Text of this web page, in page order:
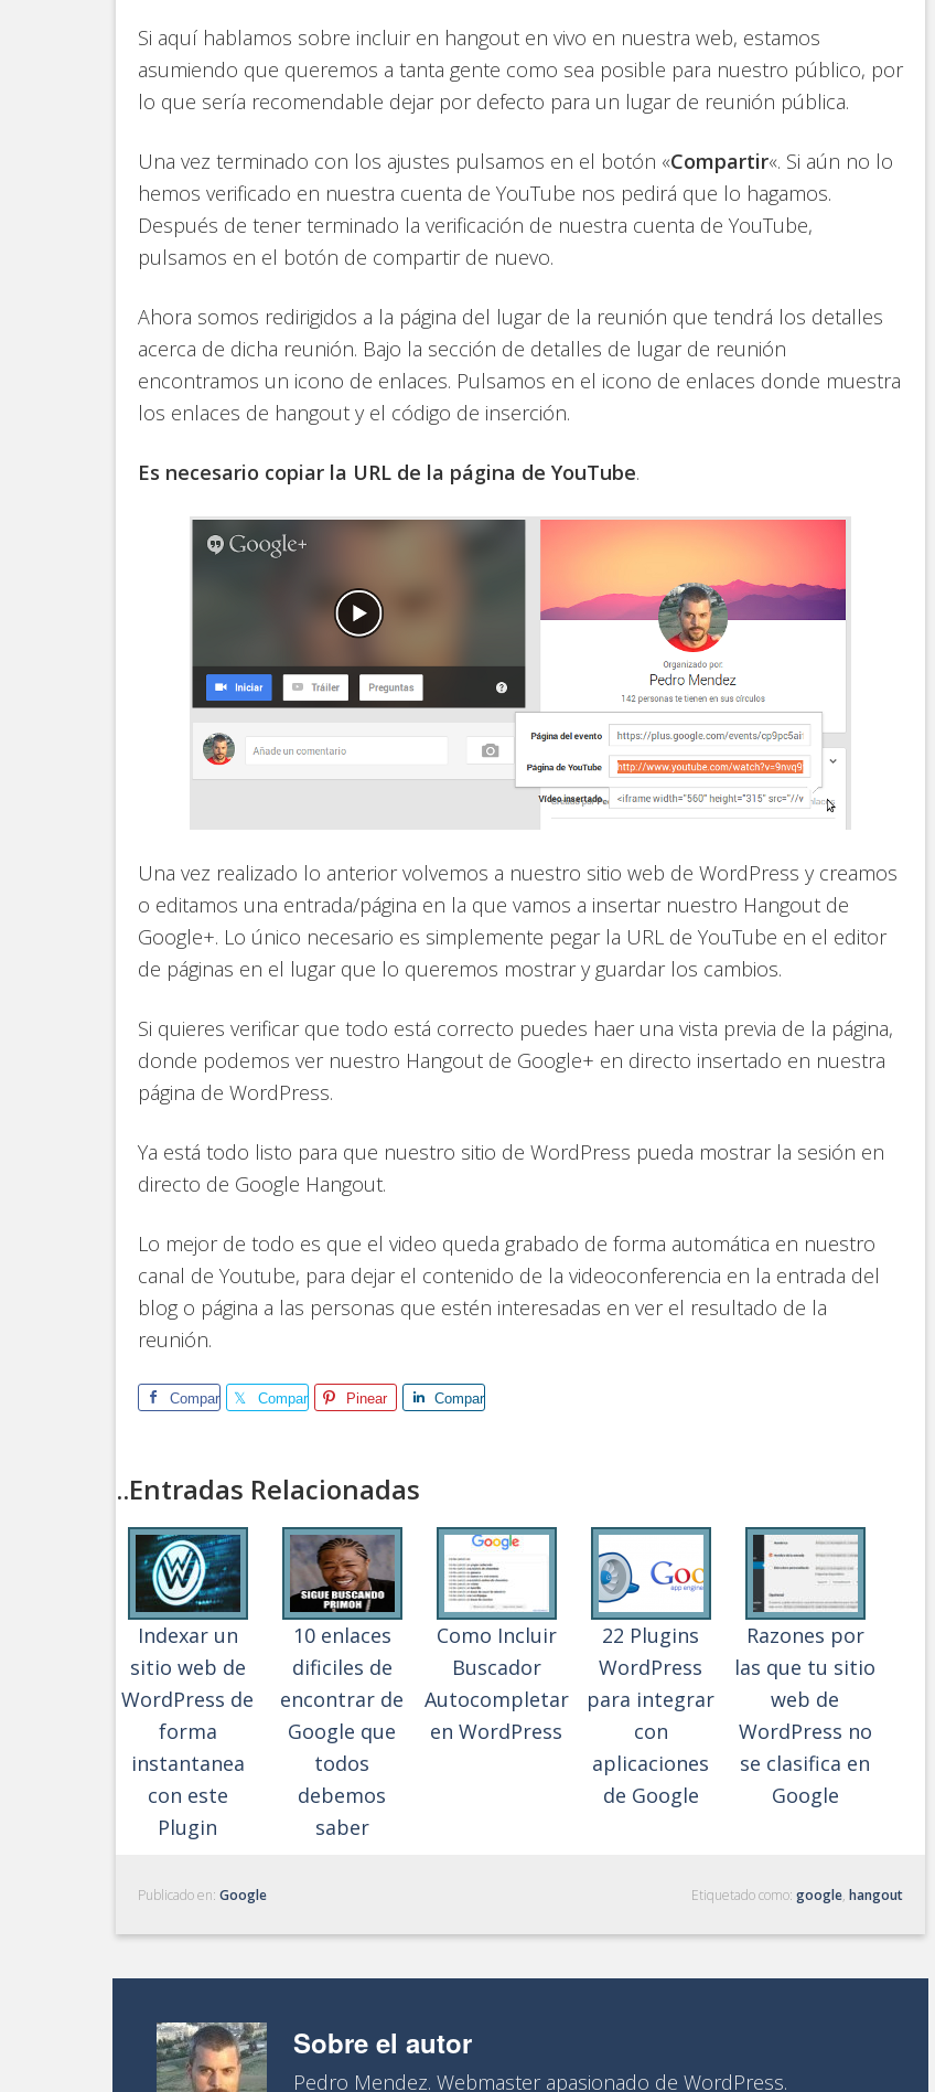
Si aquí hablamos sobre incluir en hangout en vivo en nuestra web, estamos
asumiendo que queremos a tanta gente como sea posible para nuestro público, por
lo que sería recomendable dejar por defecto para un lugar de reunión pública.
Una vez terminado con los ajustes pulsamos en el botón «Compartir«. Si aún no lo
hemos verificado en nuestra cuenta de YouTube nos pedirá que lo hagamos.
Después de tener terminado la verificación de nuestra cuenta de YouTube,
pulsamos en el botón de compartir de nuevo.
Ahora somos redirigidos a la página del lugar de la reunión que tendrá los detalles
acerca de dicha reunión. Bajo la sección de detalles de lugar de reunión
encontramos un icono de enlaces. Pulsamos en el icono de enlaces donde muestra
los enlaces de hangout y el código de inserción.
Es necesario copiar la URL de la página de YouTube.
Una vez realizado lo anterior volvemos a nuestro sitio web de WordPress y creamos
o editamos una entrada/página en la que vamos a insertar nuestro Hangout de
Google+. Lo único necesario es simplemente pegar la URL de YouTube en el editor
de páginas en el lugar que lo queremos mostrar y guardar los cambios.
Si quieres verificar que todo está correcto puedes haer una vista previa de la página,
donde podemos ver nuestro Hangout de Google+ en directo insertado en nuestra
página de WordPress.
Ya está todo listo para que nuestro sitio de WordPress pueda mostrar la sesión en
directo de Google Hangout.
Lo mejor de todo es que el video queda grabado de forma automática en nuestro
canal de Youtube, para dejar el contenido de la videoconferencia en la entrada del
blog o página a las personas que estén interesadas en ver el resultado de la
reunión.
Comparte Comparte Pinear Comparte
..Entradas Relacionadas
Indexar un
sitio web de
WordPress de
forma
instantanea
con este
Plugin
10 enlaces
dificiles de
encontrar de
Google que
todos
debemos
saber
Como Incluir
Buscador
Autocompletar
en WordPress
22 Plugins
WordPress
para integrar
con
aplicaciones
de Google
Razones por
las que tu sitio
web de
WordPress no
se clasifica en
Google
Publicado en: Google Etiquetado como: google, hangout
Sobre el autor
Pedro Mendez. Webmaster apasionado de WordPress.